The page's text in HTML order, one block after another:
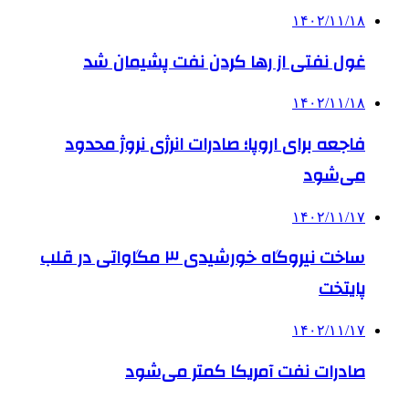
۱۴۰۲/۱۱/۱۸
غول نفتی از رها کردن نفت پشیمان شد
۱۴۰۲/۱۱/۱۸
فاجعه برای اروپا؛ صادرات انرژی نروژ محدود
می‌شود
۱۴۰۲/۱۱/۱۷
ساخت نیروگاه خورشیدی ۳ مگاواتی در قلب
پایتخت
۱۴۰۲/۱۱/۱۷
صادرات نفت آمریکا کمتر می‌شود